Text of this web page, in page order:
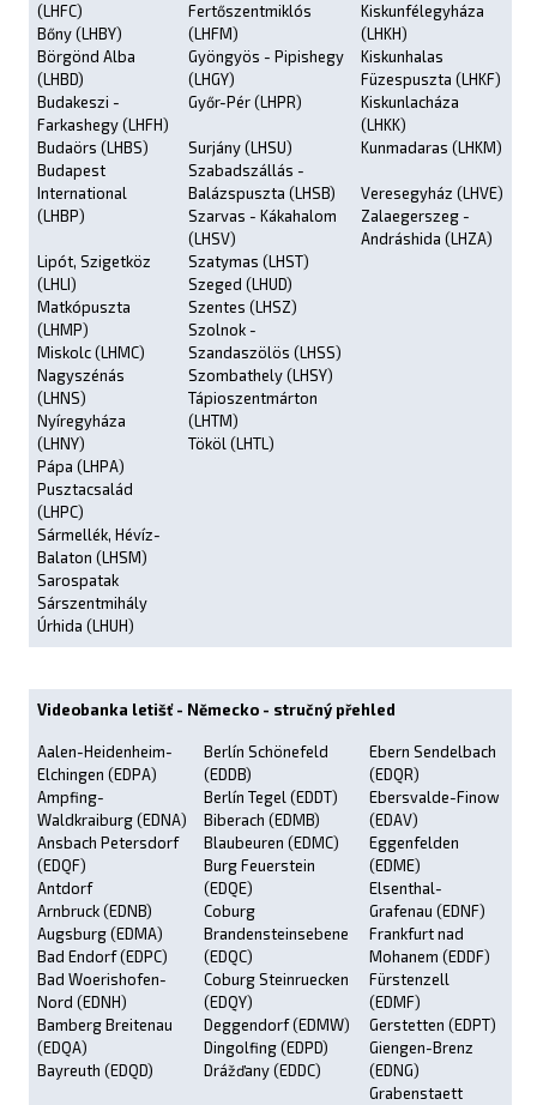
(LHFC)
Bőny (LHBY)
Börgönd Alba
(LHBD)
Budakeszi -
Farkashegy (LHFH)
Budaörs (LHBS)
Budapest
International
(LHBP)
Lipót, Szigetköz
(LHLI)
Matkópuszta
(LHMP)
Miskolc (LHMC)
Nagyszénás
(LHNS)
Nyíregyháza
(LHNY)
Pápa (LHPA)
Pusztacsalád
(LHPC)
Sármellék, Hévíz-
Balaton (LHSM)
Sarospatak
Sárszentmihály
Úrhida (LHUH)
Fertőszentmiklós
(LHFM)
Gyöngyös - Pipishegy
(LHGY)
Győr-Pér (LHPR)
Surjány (LHSU)
Szabadszállás -
Balázspuszta (LHSB)
Szarvas - Kákahalom
(LHSV)
Szatymas (LHST)
Szeged (LHUD)
Szentes (LHSZ)
Szolnok -
Szandaszölös (LHSS)
Szombathely (LHSY)
Tápioszentmárton
(LHTM)
Tököl (LHTL)
Kiskunfélegyháza
(LHKH)
Kiskunhalas
Füzespuszta (LHKF)
Kiskunlacháza
(LHKK)
Kunmadaras (LHKM)
Veresegyház (LHVE)
Zalaegerszeg -
Andráshida (LHZA)
Videobanka letišť - Německo - stručný přehled
Aalen-Heidenheim-
Elchingen (EDPA)
Ampfing-
Waldkraiburg (EDNA)
Ansbach Petersdorf
(EDQF)
Antdorf
Arnbruck (EDNB)
Augsburg (EDMA)
Bad Endorf (EDPC)
Bad Woerishofen-
Nord (EDNH)
Bamberg Breitenau
(EDQA)
Bayreuth (EDQD)
Berlín Schönefeld
(EDDB)
Berlín Tegel (EDDT)
Biberach (EDMB)
Blaubeuren (EDMC)
Burg Feuerstein
(EDQE)
Coburg
Brandensteinsebene
(EDQC)
Coburg Steinruecken
(EDQY)
Deggendorf (EDMW)
Dingolfing (EDPD)
Drážďany (EDDC)
Ebern Sendelbach
(EDQR)
Ebersvalde-Finow
(EDAV)
Eggenfelden
(EDME)
Elsenthal-
Grafenau (EDNF)
Frankfurt nad
Mohanem (EDDF)
Fürstenzell
(EDMF)
Gerstetten (EDPT)
Giengen-Brenz
(EDNG)
Grabenstaett